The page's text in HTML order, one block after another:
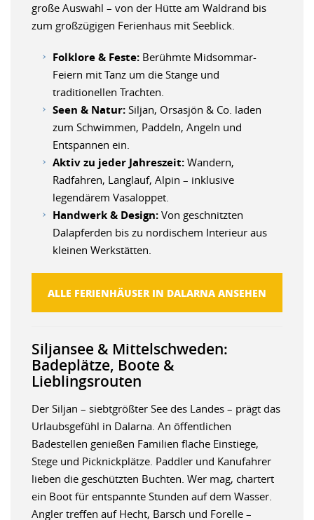
große Auswahl – von der Hütte am Waldrand bis
zum großzügigen Ferienhaus mit Seeblick.
Folklore & Feste: Berühmte Midsommar-
Feiern mit Tanz um die Stange und
traditionellen Trachten.
Seen & Natur: Siljan, Orsasjön & Co. laden
zum Schwimmen, Paddeln, Angeln und
Entspannen ein.
Aktiv zu jeder Jahreszeit: Wandern,
Radfahren, Langlauf, Alpin – inklusive
legendärem Vasaloppet.
Handwerk & Design: Von geschnitzten
Dalapferden bis zu nordischem Interieur aus
kleinen Werkstätten.
ALLE FERIENHÄUSER IN DALARNA ANSEHEN
Siljansee & Mittelschweden:
Badeplätze, Boote &
Lieblingsrouten
Der Siljan – siebtgrößter See des Landes – prägt das
Urlaubsgefühl in Dalarna. An öffentlichen
Badestellen genießen Familien flache Einstiege,
Stege und Picknickplätze. Paddler und Kanufahrer
lieben die geschützten Buchten. Wer mag, chartert
ein Boot für entspannte Stunden auf dem Wasser.
Angler treffen auf Hecht, Barsch und Forelle –